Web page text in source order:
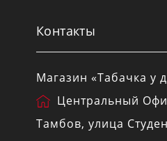
Контакты
Магазин «Табачка у
Центральный
Тамбов, улица